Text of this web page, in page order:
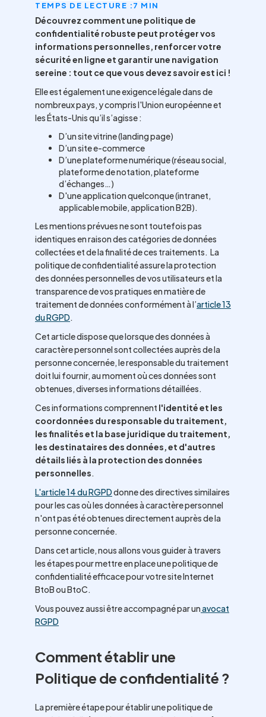
TEMPS DE LECTURE :7 MIN
Découvrez comment une politique de
confidentialité robuste peut protéger vos
informations personnelles, renforcer votre
sécurité en ligne et garantir une navigation
sereine : tout ce que vous devez savoir est ici !
Elle est également une exigence légale dans de
nombreux pays, y compris l'Union européenne et
les États-Unis qu’il s’agisse :
D’un site vitrine (landing page)
D’un site e-commerce
D’une plateforme numérique (réseau social,
plateforme de notation, plateforme
d’échanges…)
D'une application quelconque (intranet,
applicable mobile, application B2B).
Les mentions prévues ne sont toutefois pas
identiques en raison des catégories de données
collectées et de la finalité de ces traitements. La
politique de confidentialité assure la protection
des données personnelles de vos utilisateurs et la
transparence de vos pratiques en matière de
traitement de données conformément à l’article 13
du RGPD.
Cet article dispose que lorsque des données à
caractère personnel sont collectées auprès de la
personne concernée, le responsable du traitement
doit lui fournir, au moment où ces données sont
obtenues, diverses informations détaillées.
Ces informations comprennent l'identité et les
coordonnées du responsable du traitement,
les finalités et la base juridique du traitement,
les destinataires des données, et d'autres
détails liés à la protection des données
personnelles.
L'article 14 du RGPDdonne des directives similaires
pour les cas où les données à caractère personnel
n'ont pas été obtenues directement auprès de la
personne concernée.
Dans cet article, nous allons vous guider à travers
les étapes pour mettre en place une politique de
confidentialité efficace pour votre site Internet
BtoB ou BtoC.
Vous pouvez aussi être accompagné par unavocat
RGPD
Comment établir une
Politique de confidentialité ?
La première étape pour établir une politique de